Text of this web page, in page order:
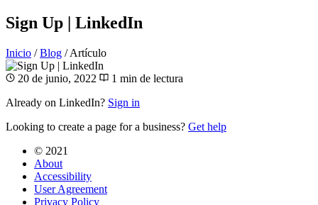
Sign Up | LinkedIn
Inicio / Blog /Artículo
20 de junio, 2022
1 min de lectura
Already on LinkedIn? Sign in
Looking to create a page for a business? Get help
LinkedIn
© 2021
About
Accessibility
User Agreement
Privacy Policy